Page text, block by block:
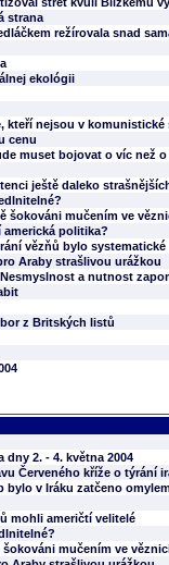
strana
režírovala snad
ekológii
kteří nejsou v komunistické
cenu
muset bojovat o víc než
ještě daleko
šokováni mučením ve
politika?
vězňů bylo systematické
Araby strašlivou urážkou
a nutnost
z Britských listů
2. - 4. května 2004
Červeného kříže o týrání
bylo v Iráku zatčeno
mohli američtí velitelé
mučením ve